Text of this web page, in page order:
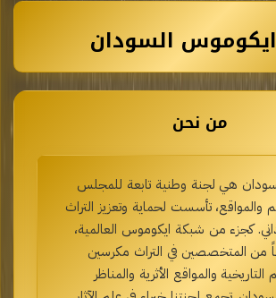
السودان
من نحن
هي لجنة وطنية تابعة للمجلس
والمواقع، تأسست لحماية وتعزيز التراث
كجزء من شبكة ايكوموس العالمية،
من المتخصصين في التراث مكرسين
والمواقع الأثرية والمناظر